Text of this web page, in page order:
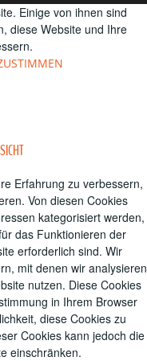
Einige von ihnen sind
diese Website und Ihre
Erfahrung zu verbessern,
Von diesen Cookies
kategorisiert werden,
das Funktionieren der
erforderlich sind. Wir
mit denen wir analysieren
nutzen. Diese Cookies
in Ihrem Browser
diese Cookies zu
Cookies kann jedoch die
einschränken.